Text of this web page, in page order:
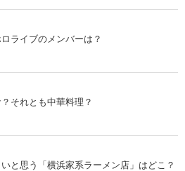
ライブのメンバーは？
それとも中華料理？
と思う「横浜家系ラーメン店」はどこ？